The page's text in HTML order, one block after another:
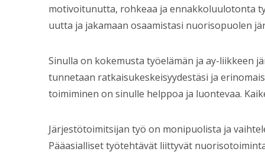
motivoitunutta, rohkeaa ja ennakkoluulotonta
uutta ja jakamaan osaamistasi nuorisopuolen
Sinulla on kokemusta työelämän ja ay-liikkeen
tunnetaan ratkaisukeskeisyydestäsi ja
toimiminen on sinulle helppoa ja luontevaa.
Järjestötoimitsijan työ on monipuolista ja
Pääasialliset työtehtävät liittyvät